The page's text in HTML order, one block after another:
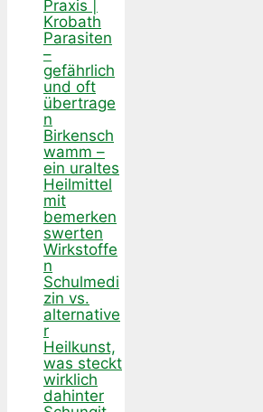
Praxis |
Krobath
Parasiten
–
gefährlich
und oft
übertrage
n
Birkensch
wamm –
ein uraltes
Heilmittel
mit
bemerken
swerten
Wirkstoffe
n
Schulmedi
zin vs.
alternative
r
Heilkunst,
was steckt
wirklich
dahinter